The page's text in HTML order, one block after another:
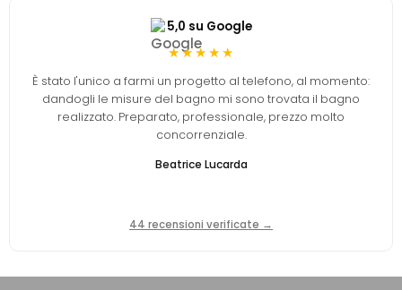
5,0 su Google
★★★★★
È stato l'unico a farmi un progetto al telefono, al momento:
dandogli le misure del bagno mi sono trovata il bagno
realizzato. Preparato, professionale, prezzo molto
concorrenziale.
Beatrice Lucarda
44 recensioni verificate →